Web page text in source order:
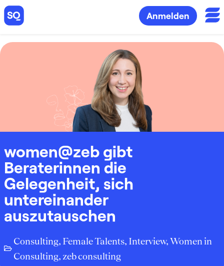
Anmelden
women@zeb gibt
Beraterinnen die
Gelegenheit, sich
untereinander
auszutauschen
Consulting, Female Talents, Interview,Women in
Consulting, zeb consulting